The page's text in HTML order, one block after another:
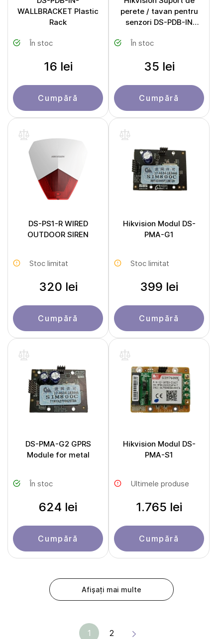
WALLBRACKET Plastic
Rack
În stoc
16 lei
Cumpără
perete / tavan pentru
senzori DS-PDB-IN
În stoc
35 lei
Cumpără
DS-PS1-R WIRED
OUTDOOR SIREN
Stoc limitat
320 lei
Cumpără
Hikvision Modul DS-
PMA-G1
Stoc limitat
399 lei
Cumpără
DS-PMA-G2 GPRS
Module for metal
În stoc
624 lei
Cumpără
Hikvision Modul DS-
PMA-S1
Ultimele produse
1.765 lei
Cumpără
Afișați mai multe
1 2